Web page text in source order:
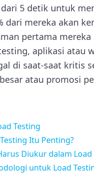
5 detik untuk
dari mereka akan
pertama mereka
aplikasi atau
di saat-saat kritis
atau promosi
Testing
Itu Penting?
Diukur dalam Load
untuk Load